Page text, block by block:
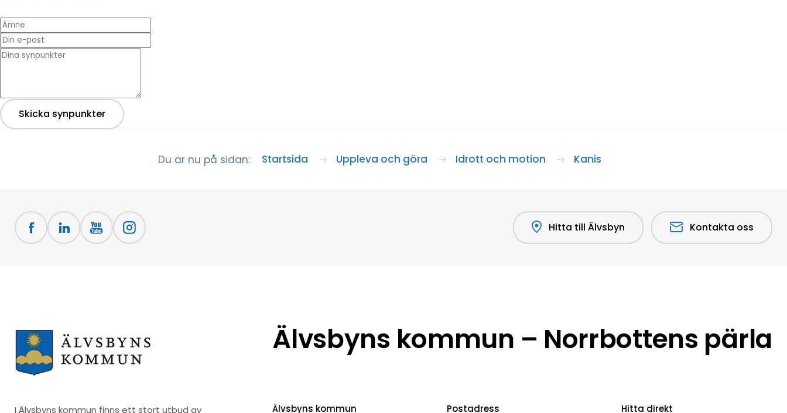
Ämne
Din e-post
* Dina synpunkter
Skicka synpunkter
Du är nu på sidan: Startsida Uppleva och göra Idrott och motion Kanis
Hitta till Älvsbyn Kontakta oss
I Älvsbyns kommun finns ett stort utbud av
Älvsbyns kommun – Norrbottens pärla
Älvsbyns kommun Postadress Hitta direkt